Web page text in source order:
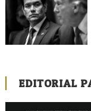
EDITORIAL